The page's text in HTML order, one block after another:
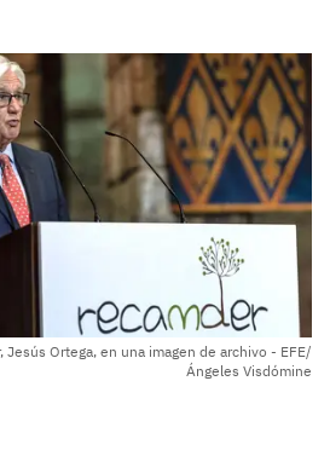
Ortega, en una imagen de archivo - EFE/
Ángeles Visdómine